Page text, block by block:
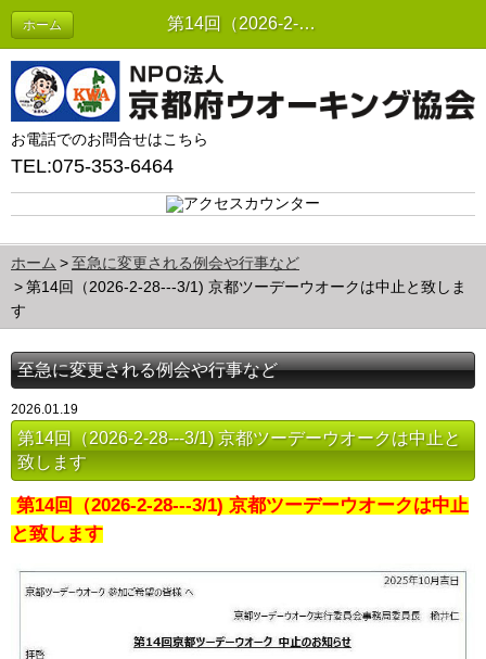
第14回（2026-2-28---3/1) 京都ツーデーウオークは中止と致します | 至急に変更される例会や行事など
ホーム
お電話でのお問合せはこちら
TEL:075-353-6464
ホーム
至急に変更される例会や行事など
第14回（2026-2-28---3/1) 京都ツーデーウオークは中止と致しま
す
至急に変更される例会や行事など
2026.01.19
第14回（2026-2-28---3/1) 京都ツーデーウオークは中止と
致します
第14回（2026-2-28---3/1) 京都ツーデーウオークは中止
と致します